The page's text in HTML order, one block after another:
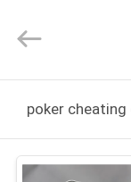
PRODUITS
Cheat
Center.
Reserved.
poker